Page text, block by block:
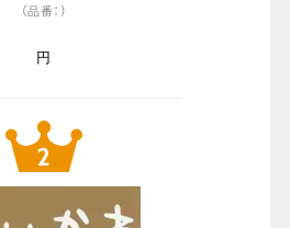
（品番：）
円